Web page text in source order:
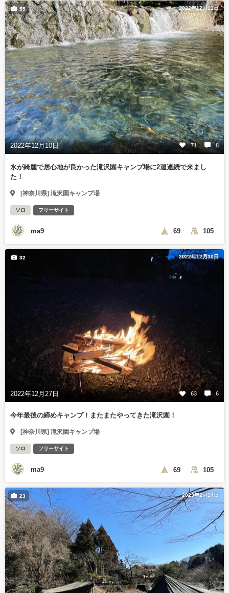
2022年12月11日
2022年12月10日 71 8
55
水が綺麗で居心地が良かった滝沢園キャンプ場に2週連続で来まし
た！
[神奈川県] 滝沢園キャンプ場
ソロ フリーサイト
ma9 69 105
2022年12月30日
2022年12月27日 63 6
32
今年最後の締めキャンプ！またまたやってきた滝沢園！
[神奈川県] 滝沢園キャンプ場
ソロ フリーサイト
ma9 69 105
2023年2月14日
23